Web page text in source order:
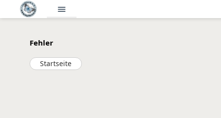
menu
Fehler
Startseite